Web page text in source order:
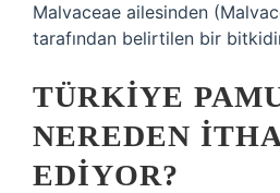
Malvaceae ailesinden
tarafından belirtilen bir
TÜRKIYE
NEREDEN
EDIYOR?